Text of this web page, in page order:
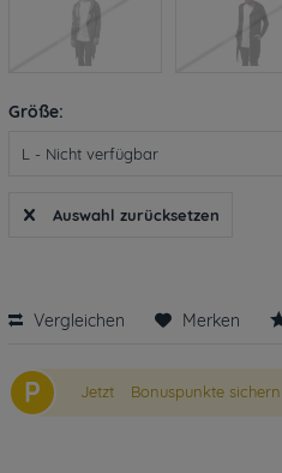
Größe:
Auswahl zurücksetzen
Vergleichen Merken
P Jetzt Bonuspunkte sichern